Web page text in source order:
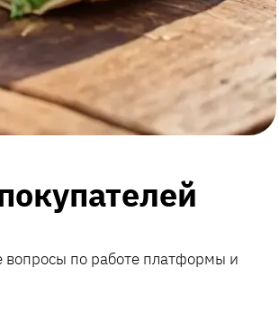
по работе платформы и